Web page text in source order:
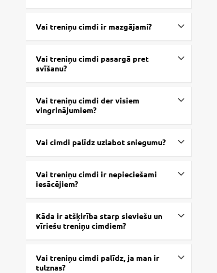
Vai treniņu cimdi ir mazgājami?
Vai treniņu cimdi pasargā pret
svīšanu?
Vai treniņu cimdi der visiem
vingrinājumiem?
Vai cimdi palīdz uzlabot sniegumu?
Vai treniņu cimdi ir nepieciešami
iesācējiem?
Kāda ir atšķirība starp sieviešu un
vīriešu treniņu cimdiem?
Vai treniņu cimdi palīdz, ja man ir
tulznas?